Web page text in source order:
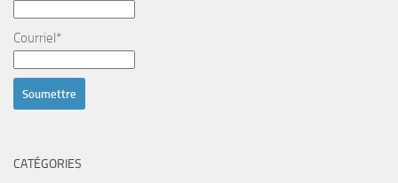
Courriel*
CATÉGORIES